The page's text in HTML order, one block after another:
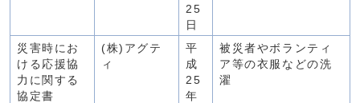
25
日
災害時にお
ける応援協
力に関する
協定書
(株)アグテ
ィ
平
成
25
年
被災者やボランティ
ア等の衣服などの洗
濯